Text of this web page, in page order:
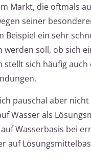
Markt, die oftmals
seiner
Beispiel ein sehr
soll, ob sich
sich häufig auch
pauschal aber
Wasser als
Wasserbasis bei
auf